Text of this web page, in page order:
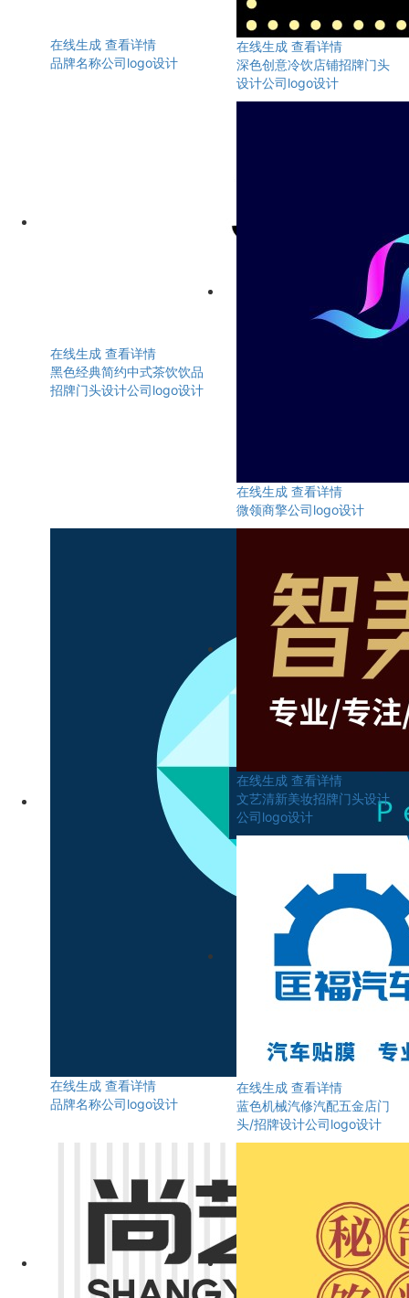
在线生成 查看详情
品牌名称公司logo设计
在线生成 查看详情
深色创意冷饮店铺招牌门头
设计公司logo设计
在线生成 查看详情
黑色经典简约中式茶饮饮品
招牌门头设计公司logo设计
在线生成 查看详情
微领商擎公司logo设计
在线生成 查看详情
品牌名称公司logo设计
在线生成 查看详情
文艺清新美妆招牌门头设计
公司logo设计
在线生成 查看详情
蓝色机械汽修汽配五金店门
头/招牌设计公司logo设计